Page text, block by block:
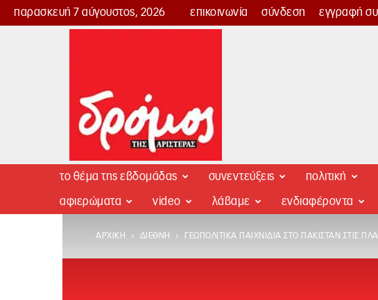
παρασκευή 7 αύγουστος, 2026 επικοινωνία σύνδεση εγγραφή
Δρόμος
το θέμα της εβδομάδας συνεντεύξεις πολιτική
αφιερώματα video λάβαμε ενδιαφέροντα
ΑΡΧΙΚΉ ΔΙΕΘΝΉ ΓΕΩΠΟΛΙΤΙΚΆ ΠΑΙΧΝΊΔΙΑ ΣΤΟ ΠΑΚΙΣΤΆΝ ΣΤΙΣ